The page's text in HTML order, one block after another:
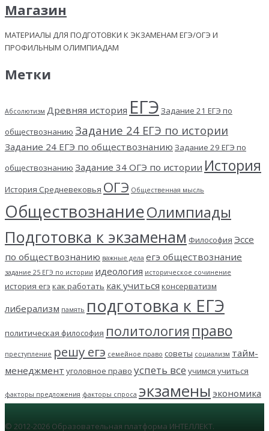
Магазин
МАТЕРИАЛЫ ДЛЯ ПОДГОТОВКИ К ЭКЗАМЕНАМ ЕГЭ/ОГЭ И
ПРОФИЛЬНЫМ ОЛИМПИАДАМ
Метки
Абсолютизм Древняя история ЕГЭ Задание 21 ЕГЭ по
обществознанию Задание 24 ЕГЭ по истории
Задание 24 ЕГЭ по обществознанию Задание 29 ЕГЭ по
обществознанию Задание 34 ОГЭ по истории История
История Средневековья ОГЭ Общественная мысль
ОбществознаниеОлимпиады
Подготовка к экзаменам Философия Эссе
по обществознанию важные дела егэ обществознание
задание 25 ЕГЭ по истории идеология историческое сочинение
история егэ как работать как учиться консерватизм
либерализм память подготовка к ЕГЭ
политическая философия политология право
преступление решу егэ семейное право советы социализм тайм-
менеджмент уголовное право успеть все учимся учиться
факторы предложения факторы спроса экзамены экономика
© 2012-2026 Образовательная платформа ИНТЕЛЛЕКТ.